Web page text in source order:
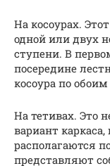
На косоурах.
одной или двух
ступени. В
посередине
косоура по
На тетивах. Это
вариант
располагаются
представляют